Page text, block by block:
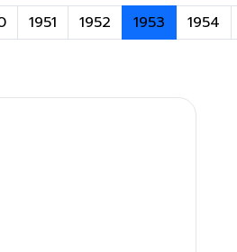
1951 1952 1953 1954